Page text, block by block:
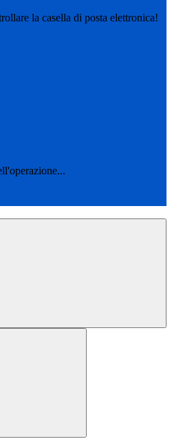
la casella di posta elettronica!